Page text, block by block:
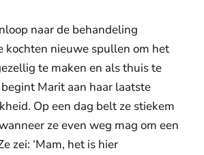
naar de behandeling
kochten nieuwe spullen om het
te maken en als thuis te
Marit aan haar laatste
Op een dag belt ze stiekem
ze even weg mag om een
zei: ‘Mam, het is hier